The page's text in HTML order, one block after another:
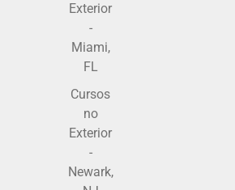
Exterior
-
Miami,
FL
Cursos
no
Exterior
-
Newark,